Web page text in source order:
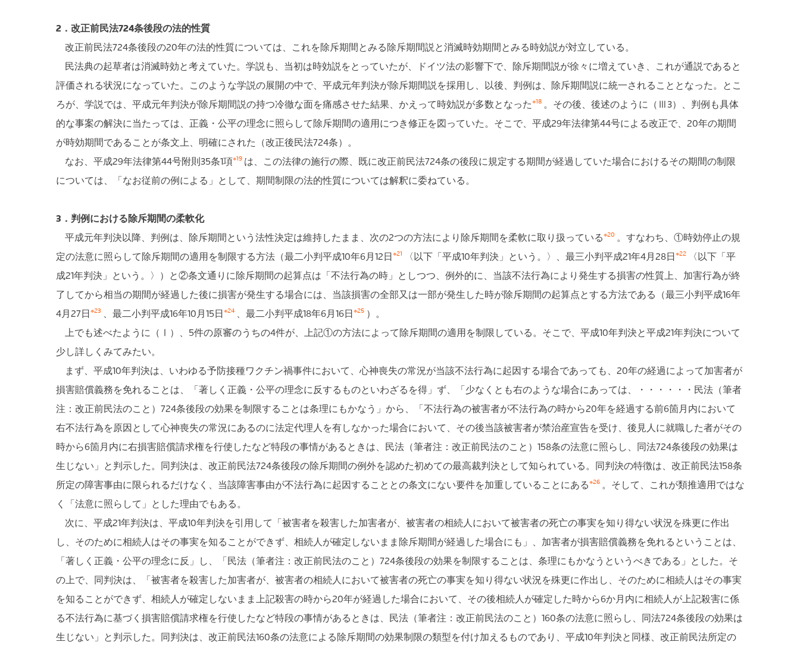
2．改正前民法724条後段の法的性質
改正前民法724条後段の20年の法的性質については、これを除斥期間とみる除斥期間説と消滅時効期間とみる時効説が対立している。
民法典の起草者は消滅時効と考えていた。学説も、当初は時効説をとっていたが、ドイツ法の影響下で、除斥期間説が徐々に増えていき、これが通説であると
評価される状況になっていた。このような学説の展開の中で、平成元年判決が除斥期間説を採用し、以後、判例は、除斥期間説に統一されることとなった。とこ
ろが、学説では、平成元年判決が除斥期間説の持つ冷徹な面を痛感させた結果、かえって時効説が多数となった※18 。その後、後述のように（Ⅲ3）、判例も具体
的な事案の解決に当たっては、正義・公平の理念に照らして除斥期間の適用につき修正を図っていた。そこで、平成29年法律第44号による改正で、20年の期間
が時効期間であることが条文上、明確にされた（改正後民法724条）。
なお、平成29年法律第44号附則35条1項※19 は、この法律の施行の際、既に改正前民法724条の後段に規定する期間が経過していた場合におけるその期間の制限
については、「なお従前の例による」として、期間制限の法的性質については解釈に委ねている。
3．判例における除斥期間の柔軟化
平成元年判決以降、判例は、除斥期間という法性決定は維持したまま、次の2つの方法により除斥期間を柔軟に取り扱っている※20 。すなわち、①時効停止の規
定の法意に照らして除斥期間の適用を制限する方法（最二小判平成10年6月12日※21 〈以下「平成10年判決」という。〉、最三小判平成21年4月28日※22
〈以下「平
成21年判決」という。〉）と②条文通りに除斥期間の起算点は「不法行為の時」としつつ、例外的に、当該不法行為により発生する損害の性質上、加害行為が終
了してから相当の期間が経過した後に損害が発生する場合には、当該損害の全部又は一部が発生した時が除斥期間の起算点とする方法である（最三小判平成16年
4月27日※23 、最二小判平成16年10月15日※24 、最二小判平成18年6月16日※25 ）。
上でも述べたように（Ⅰ）、5件の原審のうちの4件が、上記①の方法によって除斥期間の適用を制限している。そこで、平成10年判決と平成21年判決について
少し詳しくみてみたい。
まず、平成10年判決は、いわゆる予防接種ワクチン禍事件において、心神喪失の常況が当該不法行為に起因する場合であっても、20年の経過によって加害者が
損害賠償義務を免れることは、「著しく正義・公平の理念に反するものといわざるを得」ず、「少なくとも右のような場合にあっては、・・・・・・民法（筆者
注：改正前民法のこと）724条後段の効果を制限することは条理にもかなう」から、「不法行為の被害者が不法行為の時から20年を経過する前6箇月内において
右不法行為を原因として心神喪失の常況にあるのに法定代理人を有しなかった場合において、その後当該被害者が禁治産宣告を受け、後見人に就職した者がその
時から6箇月内に右損害賠償請求権を行使したなど特段の事情があるときは、民法（筆者注：改正前民法のこと）158条の法意に照らし、同法724条後段の効果は
生じない」と判示した。同判決は、改正前民法724条後段の除斥期間の例外を認めた初めての最高裁判決として知られている。同判決の特徴は、改正前民法158条
所定の障害事由に限られるだけなく、当該障害事由が不法行為に起因することとの条文にない要件を加重していることにある※26 。そして、これが類推適用ではな
く「法意に照らして」とした理由でもある。
次に、平成21年判決は、平成10年判決を引用して「被害者を殺害した加害者が、被害者の相続人において被害者の死亡の事実を知り得ない状況を殊更に作出
し、そのために相続人はその事実を知ることができず、相続人が確定しないまま除斥期間が経過した場合にも」、加害者が損害賠償義務を免れるということは、
「著しく正義・公平の理念に反」し、「民法（筆者注：改正前民法のこと）724条後段の効果を制限することは、条理にもかなうというべきである」とした。そ
の上で、同判決は、「被害者を殺害した加害者が、被害者の相続人において被害者の死亡の事実を知り得ない状況を殊更に作出し、そのために相続人はその事実
を知ることができず、相続人が確定しないまま上記殺害の時から20年が経過した場合において、その後相続人が確定した時から6か月内に相続人が上記殺害に係
る不法行為に基づく損害賠償請求権を行使したなど特段の事情があるときは、民法（筆者注：改正前民法のこと）160条の法意に照らし、同法724条後段の効果は
生じない」と判示した。同判決は、改正前民法160条の法意による除斥期間の効果制限の類型を付け加えるものであり、平成10年判決と同様、改正前民法所定の